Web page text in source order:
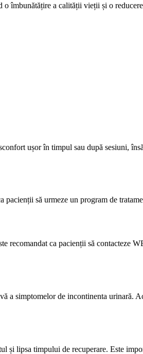
îmbunătățire a calității vieții și o
ușor în timpul sau după sesiuni,
pacienții să urmeze un program de
recomandat ca pacienții să contacteze
a simptomelor de incontinenta urinară.
și lipsa timpului de recuperare. Este